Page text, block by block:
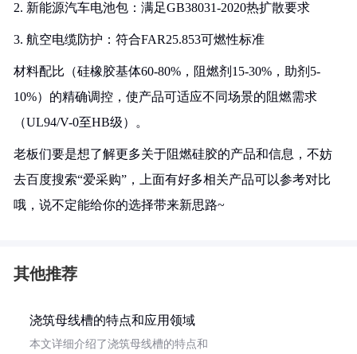
2. 新能源汽车电池包：满足GB38031-2020热扩散要求
3. 航空电缆防护：符合FAR25.853可燃性标准
材料配比（硅橡胶基体60-80%，阻燃剂15-30%，助剂5-
10%）的精确调控，使产品可适应不同场景的阻燃需求
（UL94/V-0至HB级）。
老板们要是想了解更多关于阻燃硅胶的产品和信息，不妨
去百度搜索“爱采购”，上面有好多相关产品可以参考对比
哦，说不定能给你的选择带来新思路~
其他推荐
浇筑母线槽的特点和应用领域
本文详细介绍了浇筑母线槽的特点和